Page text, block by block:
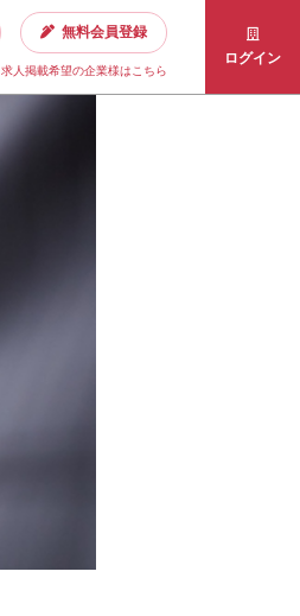
無料会員登録
求人掲載希望の企業様はこちら
ログイン